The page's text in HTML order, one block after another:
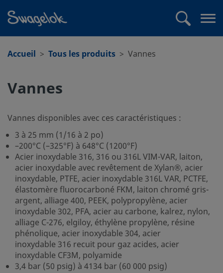
Accueil
Tous les produits Vannes
Vannes
Vannes disponibles avec ces caractéristiques :
3 à 25 mm (1/16 à 2 po)
–200°C (–325°F) à 648°C (1200°F)
Acier inoxydable 316, 316 ou 316L VIM-VAR, laiton,
acier inoxydable avec revêtement de Xylan®, acier
inoxydable, PTFE, acier inoxydable 316L VAR, PCTFE,
élastomère fluorocarboné FKM, laiton chromé gris-
argent, alliage 400, PEEK, polypropylène, acier
inoxydable 302, PFA, acier au carbone, kalrez, nylon,
alliage C-276, elgiloy, éthylène propylène, résine
phénolique, acier inoxydable 304, acier
inoxydable 316 recuit pour gaz acides, acier
inoxydable CF3M, polyamide
3,4 bar (50 psig) à 4134 bar (60 000 psig)